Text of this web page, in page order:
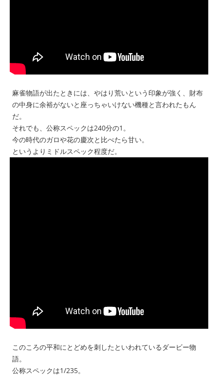
麻雀物語が出たときには、やはり荒いという印象が強く、財布
の中身に余裕がないと座っちゃいけない機種と言われたもん
だ。
それでも、公称スペックは240分の1。
今の時代のガロや花の慶次と比べたら甘い。
というよりミドルスペック程度だ。
このころの平和にとどめを刺したといわれているダービー物
語。
公称スペックは1/235。